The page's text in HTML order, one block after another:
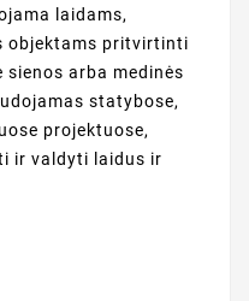
laidams,
objektams pritvirtinti
arba medinės
statybose,
projektuose,
ir valdyti laidus ir